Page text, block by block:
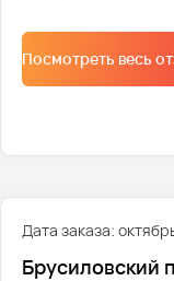
среди
эгидой ФИФА,
Событие
Посмотреть весь
Дата заказа:
Брусиловский